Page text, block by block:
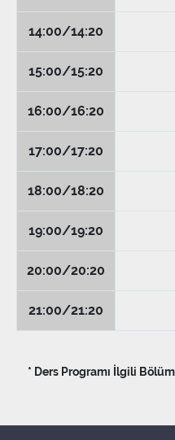
14:00/14:20
15:00/15:20
16:00/16:20
17:00/17:20
18:00/18:20
19:00/19:20
20:00/20:20
21:00/21:20
* Ders Programı İlgili